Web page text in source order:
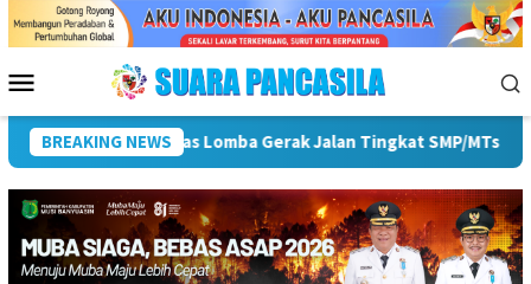
Menu
Mobile
BREAKING NEWS
ke-81 RI Pemkot Lubuk Linggau Sosialisasikan Tanda